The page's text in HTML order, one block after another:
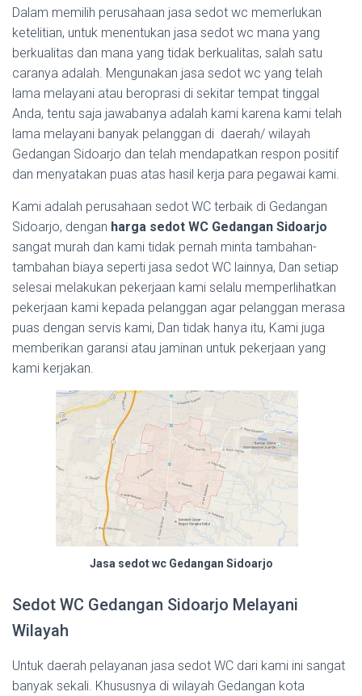
Dalam memilih perusahaan jasa sedot wc memerlukan
ketelitian, untuk menentukan jasa sedot wc mana yang
berkualitas dan mana yang tidak berkualitas, salah satu
caranya adalah. Mengunakan jasa sedot wc yang telah
lama melayani atau beroprasi di sekitar tempat tinggal
Anda, tentu saja jawabanya adalah kami karena kami telah
lama melayani banyak pelanggan di daerah/ wilayah
Gedangan Sidoarjo dan telah mendapatkan respon positif
dan menyatakan puas atas hasil kerja para pegawai kami.
Kami adalah perusahaan sedot WC terbaik di Gedangan
Sidoarjo, dengan harga sedot WC Gedangan Sidoarjo
sangat murah dan kami tidak pernah minta tambahan-
tambahan biaya seperti jasa sedot WC lainnya, Dan setiap
selesai melakukan pekerjaan kami selalu memperlihatkan
pekerjaan kami kepada pelanggan agar pelanggan merasa
puas dengan servis kami, Dan tidak hanya itu, Kami juga
memberikan garansi atau jaminan untuk pekerjaan yang
kami kerjakan.
Jasa sedot wc Gedangan Sidoarjo
Sedot WC Gedangan Sidoarjo Melayani
Wilayah
Untuk daerah pelayanan jasa sedot WC dari kami ini sangat
banyak sekali. Khususnya di wilayah Gedangan kota